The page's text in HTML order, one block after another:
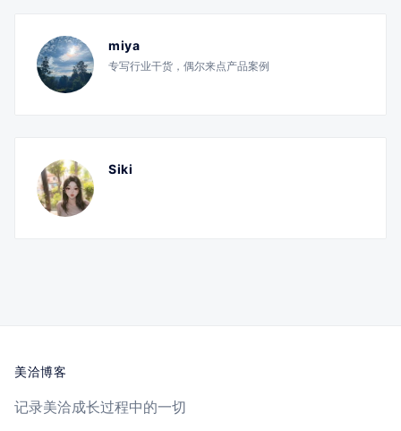
miya
专写行业干货，偶尔来点产品案例
Siki
美洽博客
记录美洽成长过程中的一切